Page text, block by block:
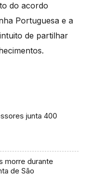
do acordo
Portuguesa e a
de partilhar
junta 400
morre durante
de São